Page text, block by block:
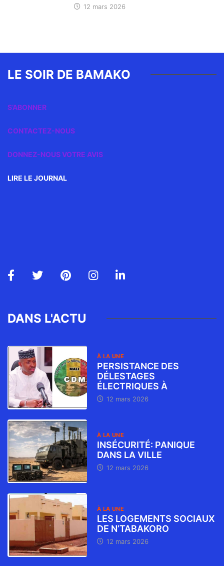
12 mars 2026
LE SOIR DE BAMAKO
S’ABONNER
CONTACTEZ-NOUS
DONNEZ-NOUS VOTRE AVIS
LIRE LE JOURNAL
DANS L'ACTU
À LA UNE
PERSISTANCE DES
DÉLESTAGES
ÉLECTRIQUES À
12 mars 2026
À LA UNE
INSÉCURITÉ: PANIQUE
DANS LA VILLE
12 mars 2026
À LA UNE
LES LOGEMENTS SOCIAUX
DE N’TABAKORO
12 mars 2026